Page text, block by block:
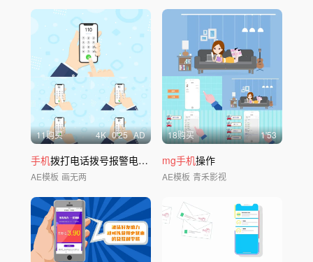
11购买 4K 0'25 AD
手机拨打电话拨号报警电话4个号码AE模板
AE模板 画无两
18购买 1'53
mg手机操作
AE模板 青禾影视